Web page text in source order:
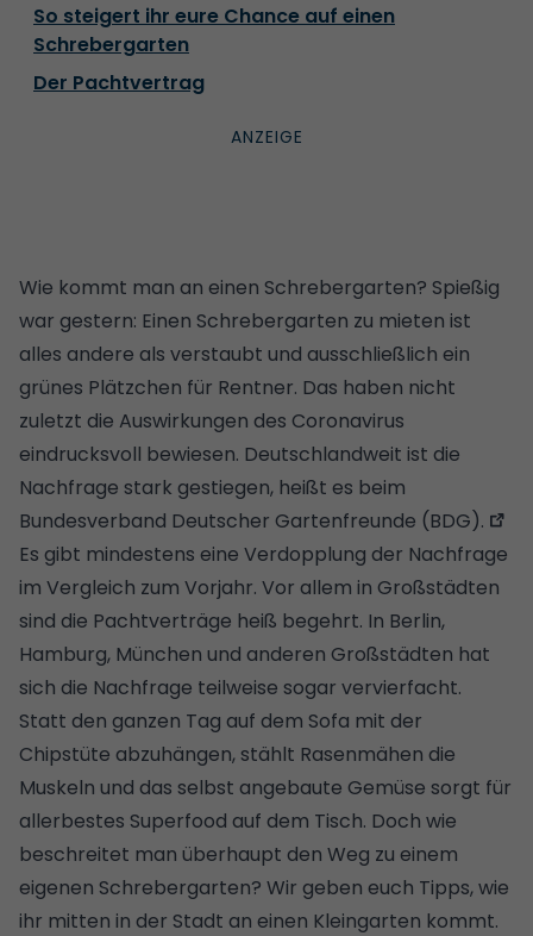
So steigert ihr eure Chance auf einen
Schrebergarten
Der Pachtvertrag
Wie kommt man an einen Schrebergarten? Spießig
war gestern: Einen Schrebergarten zu mieten ist
alles andere als verstaubt und ausschließlich ein
grünes Plätzchen für Rentner. Das haben nicht
zuletzt die Auswirkungen des Coronavirus
eindrucksvoll bewiesen. Deutschlandweit ist die
Nachfrage stark gestiegen, heißt es beim
Bundesverband Deutscher Gartenfreunde (BDG).
Es gibt mindestens eine Verdopplung der Nachfrage
im Vergleich zum Vorjahr. Vor allem in Großstädten
sind die Pachtverträge heiß begehrt. In Berlin,
Hamburg, München und anderen Großstädten hat
sich die Nachfrage teilweise sogar vervierfacht.
Statt den ganzen Tag auf dem Sofa mit der
Chipstüte abzuhängen, stählt Rasenmähen die
Muskeln und das selbst angebaute Gemüse sorgt für
allerbestes Superfood auf dem Tisch. Doch wie
beschreitet man überhaupt den Weg zu einem
eigenen Schrebergarten? Wir geben euch Tipps, wie
ihr mitten in der Stadt an einen Kleingarten kommt.